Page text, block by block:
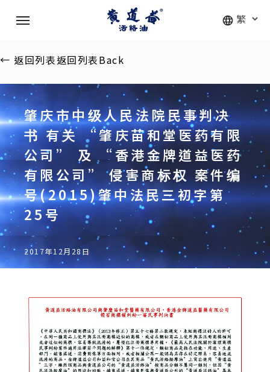
content
Menu
← 返回列表返回列表Back
肇庆市中级人民法院民事判决
书 有关 “肇庆苗和堂医药有限
公司” 及 “香港金牌道益医药
有限公司” 侵害商标权 案件编
号(2015)肇中法民三初字第
25号
2017年12月28日